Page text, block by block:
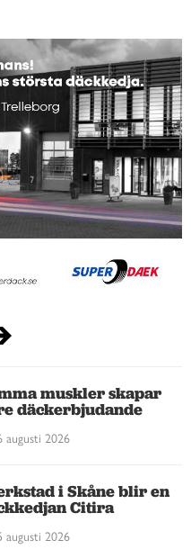
muskler skapar
däckerbjudande
augusti 2026
i Skåne blir en
Citira
augusti 2026